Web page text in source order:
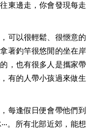
東邊走，你會發現每走
可以很輕鬆、很愜意的
著釣竿很悠閒的坐在岸
，也有很多人是攜家帶
有的人帶小孩過來做生
每逢假日便會帶他們到
。所有北部近郊，能想